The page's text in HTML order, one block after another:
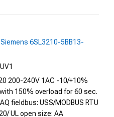
Siemens 6SL3210-5BB13-
200-240V 1AC -10/+10%
150% overload for 60 sec.
fieldbus: USS/MODBUS RTU
UL open size: AA